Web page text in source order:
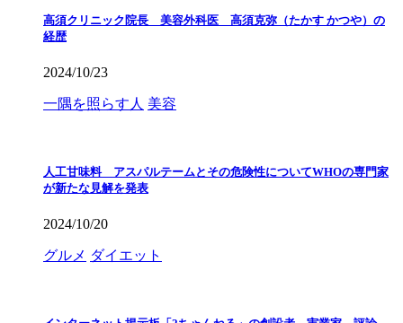
高須クリニック院長 美容外科医 高須克弥（たかす かつや）の
経歴
2024/10/23
一隅を照らす人 美容
人工甘味料 アスパルテームとその危険性についてWHOの専門家
が新たな見解を発表
2024/10/20
グルメ ダイエット